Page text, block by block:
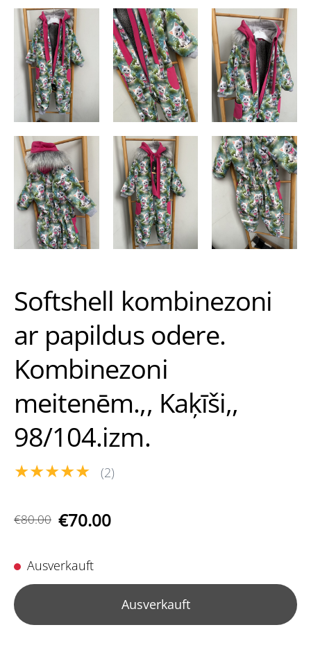
Softshell kombinezoni
ar papildus odere.
Kombinezoni
meitenēm.,, Kaķīši,,
98/104.izm.
★★★★★ (2)
€80.00 €70.00
Ausverkauft
Ausverkauft